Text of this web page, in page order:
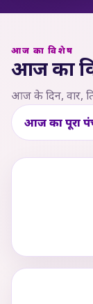
आज का विशेष
आज का
आज के दिन, वार,
आज का पूरा